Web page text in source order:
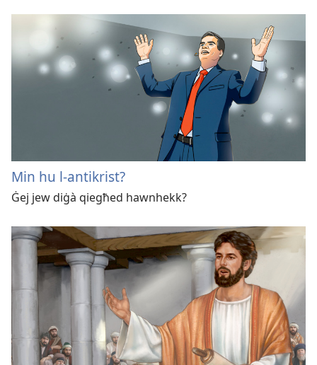
Min hu l-antikrist?
Ġej jew diġà qiegħed hawnhekk?